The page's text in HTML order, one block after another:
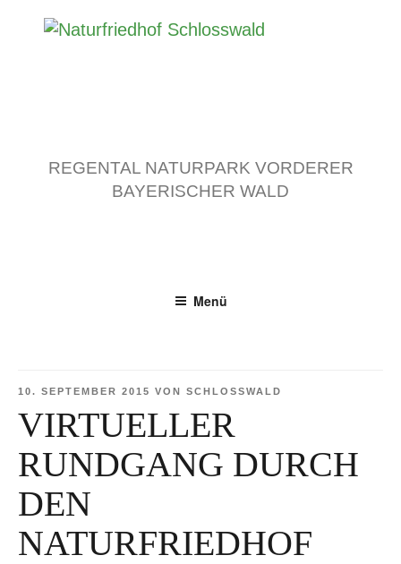
REGENTAL NATURPARK VORDERER
BAYERISCHER WALD
Menü
VERÖFFENTLICHT
AM
10. SEPTEMBER 2015 VON SCHLOSSWALD
VIRTUELLER
RUNDGANG DURCH
DEN
NATURFRIEDHOF